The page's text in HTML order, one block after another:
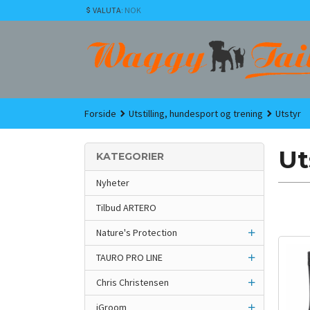
til
VALUTA: NOK
Forside Utstilling, hundesport og trening Utstyr
KATEGORIER
Nyheter
Tilbud ARTERO
Nature's Protection
TAURO PRO LINE
Chris Christensen
iGroom